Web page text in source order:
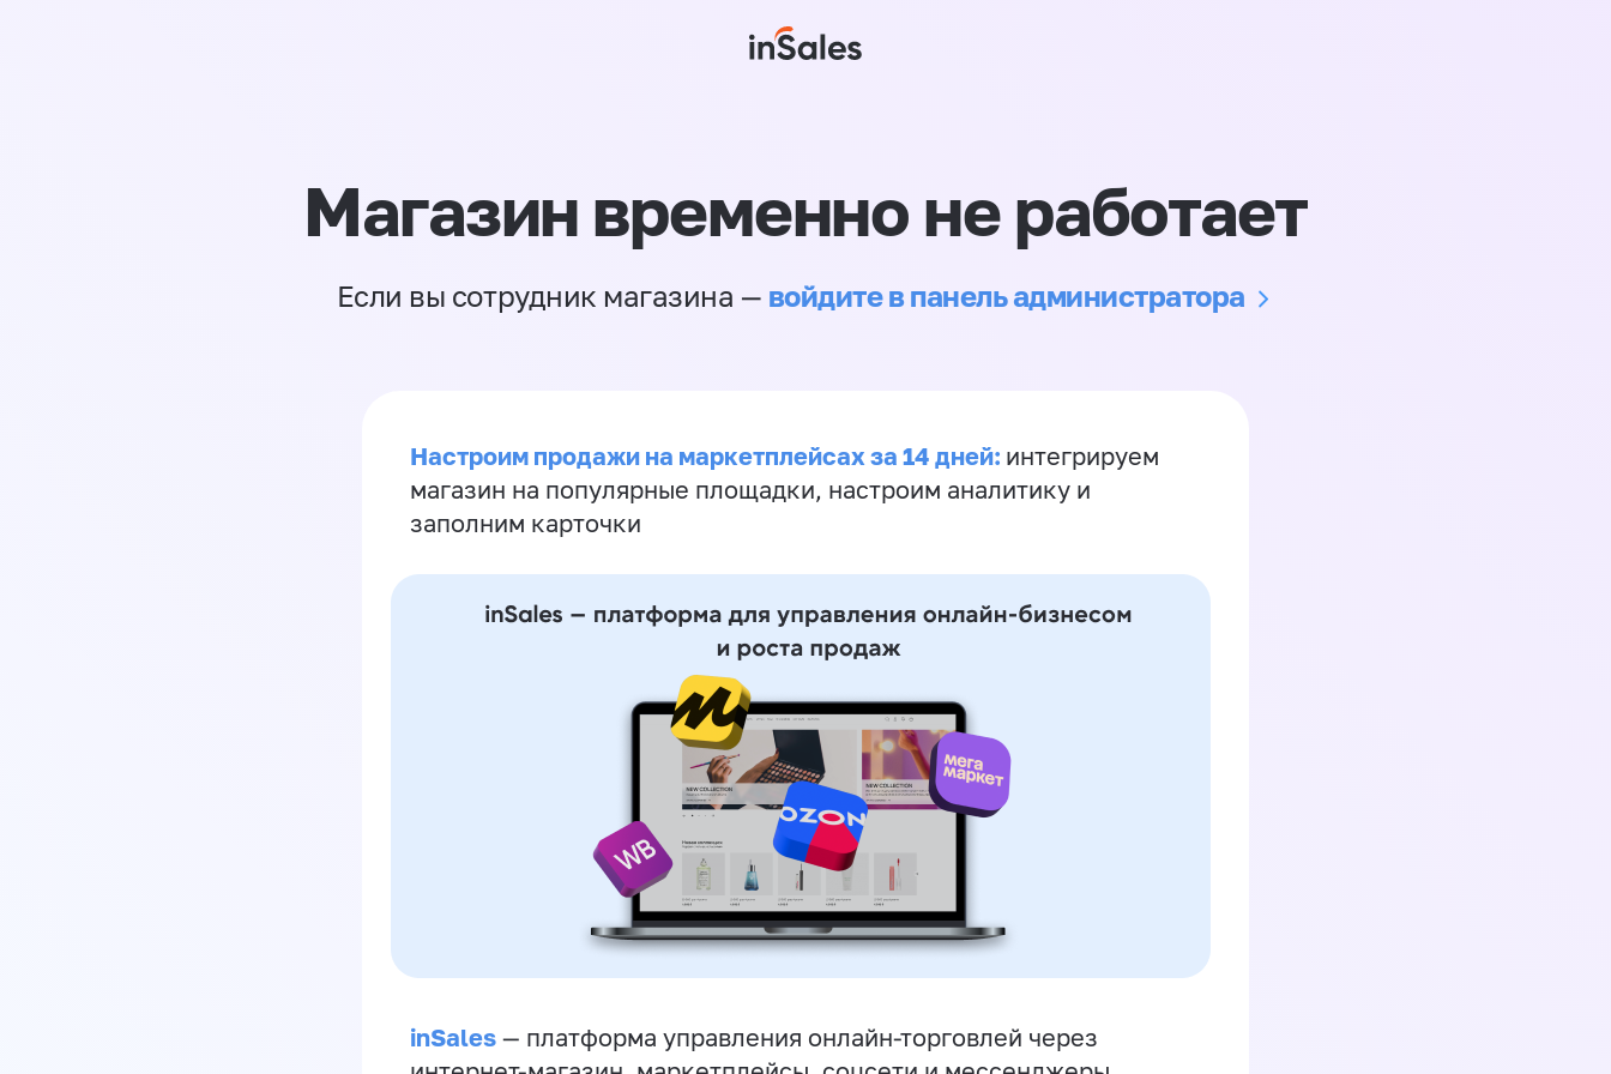
Магазин временно не работает
Если вы сотрудник магазина — войдите в панель администратора
Настроим продажи на маркетплейсах за 14 дней: интегрируем
магазин на популярные площадки, настроим аналитику и
заполним карточки
inSales — платформа управления онлайн-торговлей через